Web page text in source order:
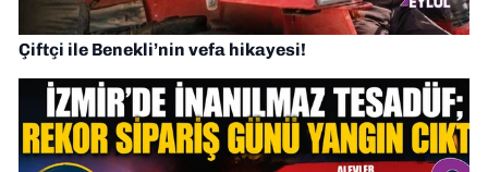
Çiftçi ile Benekli’nin vefa hikayesi!